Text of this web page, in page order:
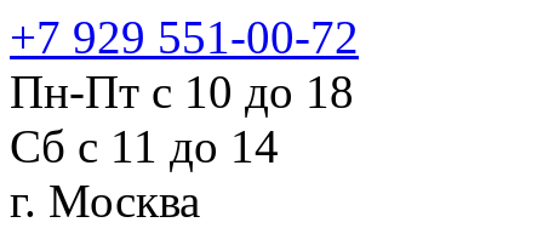
+7 929 551-00-72
Пн-Пт с 10 до 18
Сб с 11 до 14
г. Москва